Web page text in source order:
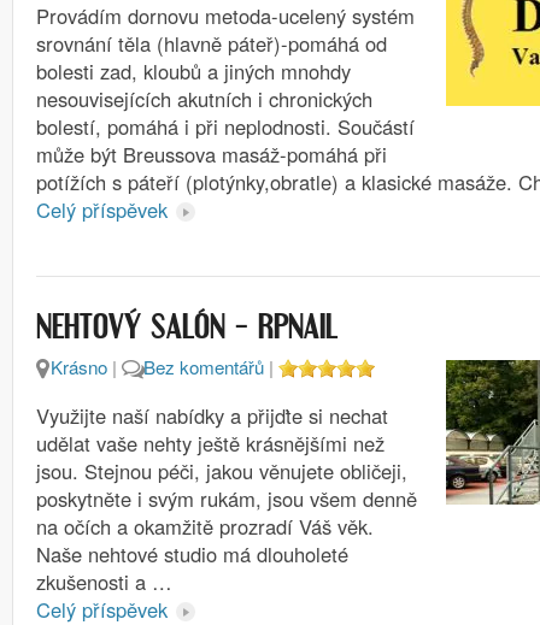
Provádím dornovu metoda-ucelený systém
srovnání těla (hlavně páteř)-pomáhá od
bolesti zad, kloubů a jiných mnohdy
nesouvisejících akutních i chronických
bolestí, pomáhá i při neplodnosti. Součástí
může být Breussova masáž-pomáhá při
potížích s páteří (plotýnky,obratle) a klasické masáže.
Celý příspěvek
NEHTOVÝ SALÓN – RPNAIL
Krásno | Bez komentářů |
Využijte naší nabídky a přijďte si nechat
udělat vaše nehty ještě krásnějšími než
jsou. Stejnou péči, jakou věnujete obličeji,
poskytněte i svým rukám, jsou všem denně
na očích a okamžitě prozradí Váš věk.
Naše nehtové studio má dlouholeté
zkušenosti a …
Celý příspěvek